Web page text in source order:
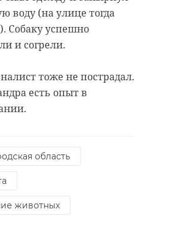
воду (на улице тогда
Собаку успешно
и согрели.
тоже не пострадал.
есть опыт в
область
животных